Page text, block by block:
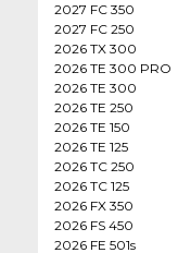
2027 FC 350
2027 FC 250
2026 TX 300
2026 TE 300 PRO
2026 TE 300
2026 TE 250
2026 TE 150
2026 TE 125
2026 TC 250
2026 TC 125
2026 FX 350
2026 FS 450
2026 FE 501s